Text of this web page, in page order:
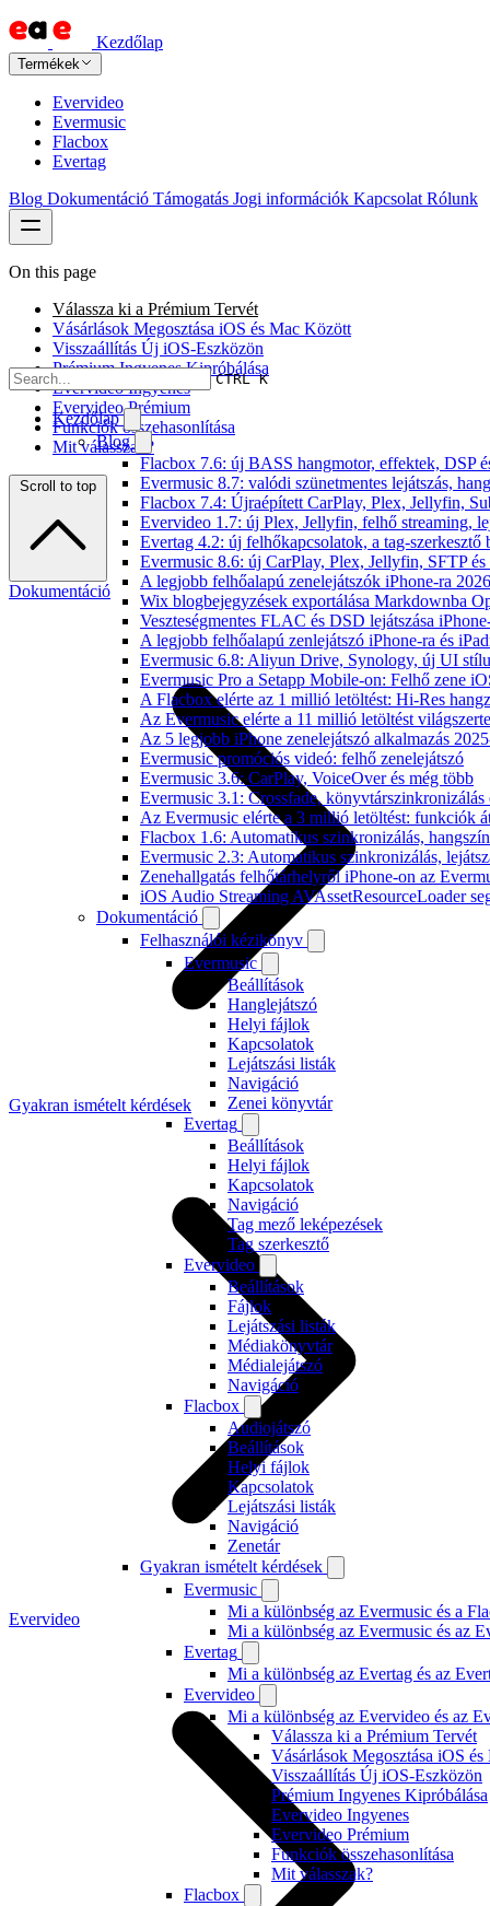
Kezdőlap
Termékek
Evervideo
Evermusic
Flacbox
Evertag
Blog Dokumentáció Támogatás Jogi információk Kapcsolat Rólunk
CTRL K
Kezdőlap
Blog
Flacbox 7.6: új BASS hangmotor, effektek, DSP
Evermusic 8.7: valódi szünetmentes lejátszás,
Flacbox 7.4: Újraépített CarPlay, Plex, Jellyfin,
Evervideo 1.7: új Plex, Jellyfin, felhő streaming,
Evertag 4.2: új felhőkapcsolatok, a tag-szerkesztő
Evermusic 8.6: új CarPlay, Plex, Jellyfin, SFTP
A legjobb felhőalapú zenelejátszók iPhone-ra
Wix blogbejegyzések exportálása Markdownba
Veszteségmentes FLAC és DSD lejátszása
A legjobb felhőalapú zenlejátszó iPhone-ra és
Evermusic 6.8: Aliyun Drive, Synology, új UI
Evermusic Pro a Setapp Mobile-on: Felhő zene
A Flacbox elérte az 1 millió letöltést: Hi-Res
Az Evermusic elérte a 11 millió letöltést világszerte
Az 5 legjobb iPhone zenelejátszó alkalmazás
Evermusic promóciós videó: felhő zenelejátszó
Evermusic 3.6: CarPlay, VoiceOver és még több
Evermusic 3.1: Crossfade, könyvtárszinkronizálás
Az Evermusic elérte a 3 millió letöltést: funkciók
Flacbox 1.6: Automatikus szinkronizálás,
Evermusic 2.3: Automatikus szinkronizálás,
Zenehallgatás felhőtárhelyről iPhone-on az
iOS Audio Streaming AVAssetResourceLoader
Dokumentáció
Felhasználói kézikönyv
Evermusic
Beállítások
Hanglejátszó
Helyi fájlok
Kapcsolatok
Lejátszási listák
Navigáció
Zenei könyvtár
Evertag
Beállítások
Helyi fájlok
Kapcsolatok
Navigáció
Tag mező leképezések
Tag szerkesztő
Evervideo
Beállítások
Fájlok
Lejátszási listák
Médiakönyvtár
Médialejátszó
Navigáció
Flacbox
Audiojátszó
Beállítások
Helyi fájlok
Kapcsolatok
Lejátszási listák
Navigáció
Zenetár
Gyakran ismételt kérdések
Evermusic
Mi a különbség az Evermusic és a
Mi a különbség az Evermusic és az
Evertag
Mi a különbség az Evertag és az
Evervideo
Mi a különbség az Evervideo és az
Válassza ki a Prémium Tervét
Vásárlások Megosztása iOS
Visszaállítás Új iOS-Eszközön
Prémium Ingyenes Kipróbálása
Evervideo Ingyenes
Evervideo Prémium
Funkciók összehasonlítása
Mit válasszak?
Flacbox
On this page
Válassza ki a Prémium Tervét
Vásárlások Megosztása iOS és Mac Között
Visszaállítás Új iOS-Eszközön
Prémium Ingyenes Kipróbálása
Evervideo Ingyenes
Evervideo Prémium
Funkciók összehasonlítása
Mit válasszak?
Scroll to top
Dokumentáció
Gyakran ismételt kérdések
Evervideo